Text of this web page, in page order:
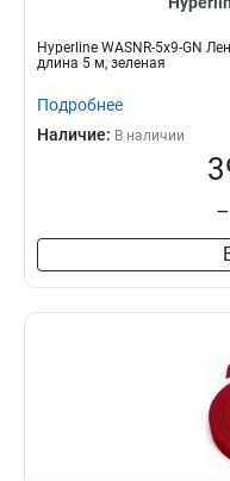
Hyperline WASNR-5x9-GN
длина 5 м, зеленая
Подробнее
Наличие: В наличии
–